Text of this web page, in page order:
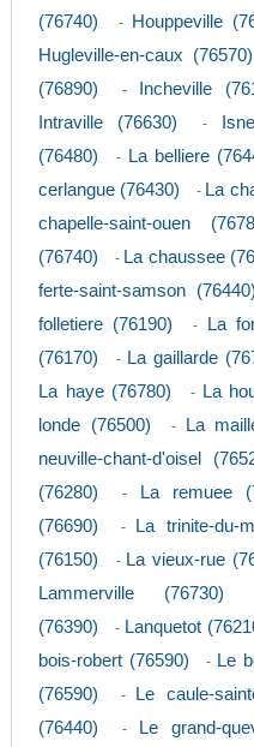
(76740)
- Houppeville
Hugleville-en-caux (76570)
(76890)
- Incheville
Intraville (76630) -
(76480)
- La belliere
cerlangue (76430)
- La
chapelle-saint-ouen
(76740)
- La chaussee
ferte-saint-samson (76440)
folletiere (76190)
- La
(76170)
- La gaillarde
La haye (76780) - La
londe (76500)
- La
neuville-chant-d'oisel
(76280)
- La remuee
(76690)
- La trinite-du-
(76150)
- La vieux-rue
Lammerville (76730)
(76390)
- Lanquetot
bois-robert (76590)
- Le
(76590)
- Le caule-
(76440)
- Le grand-